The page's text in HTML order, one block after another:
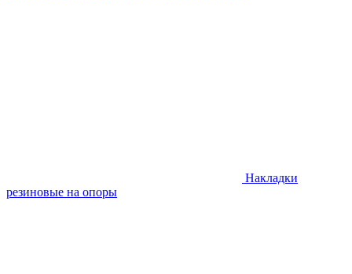
Накладки
резиновые на опоры